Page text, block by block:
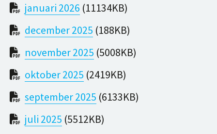
januari 2026 (11134KB)
december 2025 (188KB)
november 2025 (5008KB)
oktober 2025 (2419KB)
september 2025 (6133KB)
juli 2025 (5512KB)